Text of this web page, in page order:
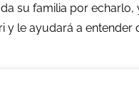
su familia por
le ayudará a